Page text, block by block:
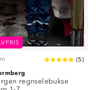
(5)
regnselebukse